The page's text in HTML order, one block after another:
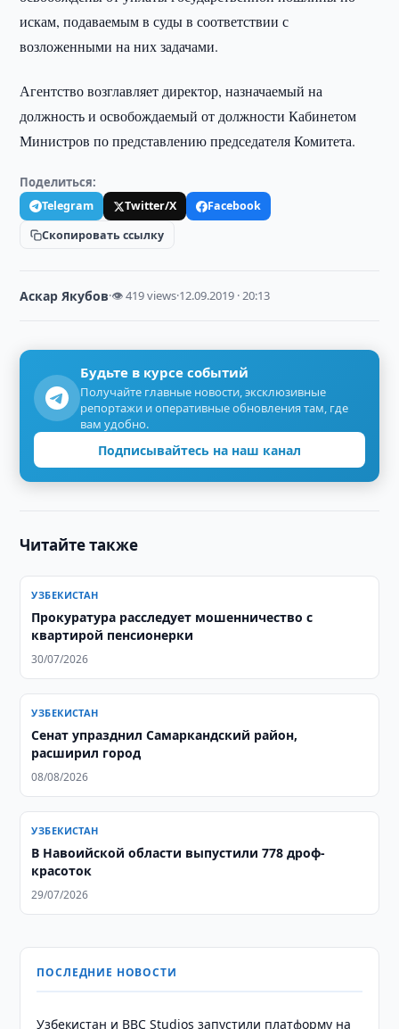
искам, подаваемым в суды в соответствии с
возложенными на них задачами.
Агентство возглавляет директор, назначаемый на
должность и освобождаемый от должности Кабинетом
Министров по представлению председателя Комитета.
Поделиться:
Telegram Twitter/X
Facebook
Скопировать ссылку
Аскар Якубов·👁 419 views·12.09.2019 · 20:13
Будьте в курсе событий
Получайте главные новости, эксклюзивные
репортажи и оперативные обновления там, где
вам удобно.
Подписывайтесь на наш канал
Читайте также
УЗБЕКИСТАН
Прокуратура расследует мошенничество с
квартирой пенсионерки
30/07/2026
УЗБЕКИСТАН
Сенат упразднил Самаркандский район,
расширил город
08/08/2026
УЗБЕКИСТАН
В Навоийской области выпустили 778 дроф-
красоток
29/07/2026
ПОСЛЕДНИЕ НОВОСТИ
Узбекистан и BBC Studios запустили платформу на